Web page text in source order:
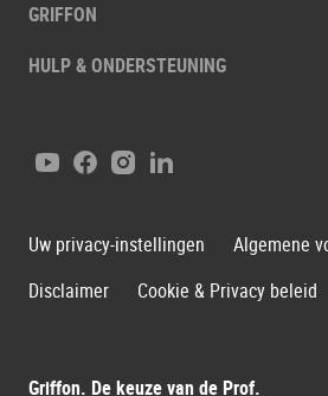
GRIFFON
HULP & ONDERSTEUNING
Griffon. De keuze van de Prof.
YouTubeFacebook
Instagram
LinkedIn
Uw privacy-instellingen
Algemene
Disclaimer
Cookie & Privacy beleid